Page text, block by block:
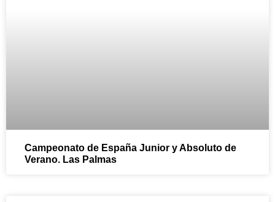
Campeonato de España Junior y Absoluto de
Verano. Las Palmas